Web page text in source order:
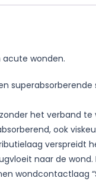
acute wonden.
het verband
ook
naar de
wondcontactlaag